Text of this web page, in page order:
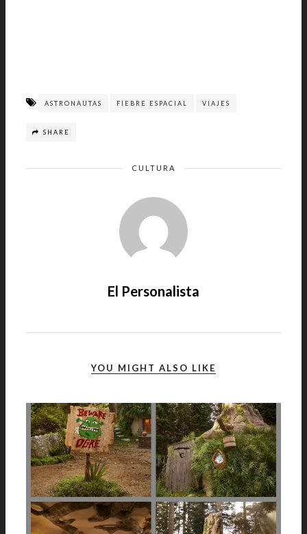
ASTRONAUTAS FIEBRE ESPACIAL VIAJES
SHARE
CULTURA
El Personalista
YOU MIGHT ALSO LIKE